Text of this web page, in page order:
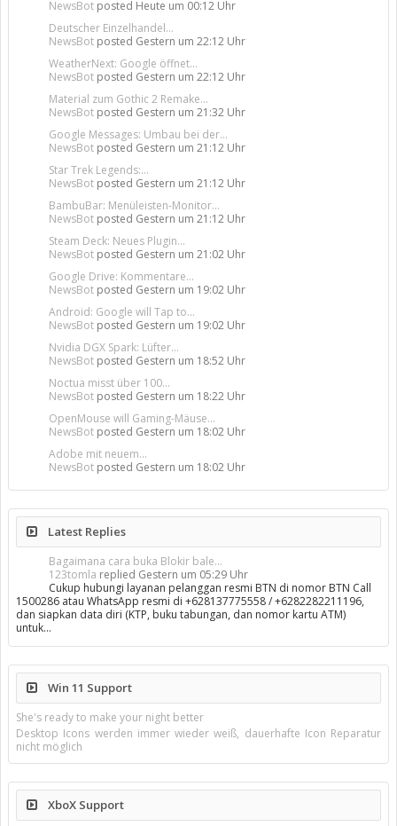
NewsBot posted Heute um 00:12 Uhr
Deutscher Einzelhandel...
NewsBot posted Gestern um 22:12 Uhr
WeatherNext: Google öffnet...
NewsBot posted Gestern um 22:12 Uhr
Material zum Gothic 2 Remake...
NewsBot posted Gestern um 21:32 Uhr
Google Messages: Umbau bei der...
NewsBot posted Gestern um 21:12 Uhr
Star Trek Legends:...
NewsBot posted Gestern um 21:12 Uhr
BambuBar: Menüleisten-Monitor...
NewsBot posted Gestern um 21:12 Uhr
Steam Deck: Neues Plugin...
NewsBot posted Gestern um 21:02 Uhr
Google Drive: Kommentare...
NewsBot posted Gestern um 19:02 Uhr
Android: Google will Tap to...
NewsBot posted Gestern um 19:02 Uhr
Nvidia DGX Spark: Lüfter...
NewsBot posted Gestern um 18:52 Uhr
Noctua misst über 100...
NewsBot posted Gestern um 18:22 Uhr
OpenMouse will Gaming-Mäuse...
NewsBot posted Gestern um 18:02 Uhr
Adobe mit neuem...
NewsBot posted Gestern um 18:02 Uhr
Latest Replies
Bagaimana cara buka Blokir bale...
123tomla replied Gestern um 05:29 Uhr
Cukup hubungi layanan pelanggan resmi BTN di nomor BTN Call
1500286 atau WhatsApp resmi di +628137775558 / +6282282211196,
dan siapkan data diri (KTP, buku tabungan, dan nomor kartu ATM)
untuk…
Win 11 Support
She's ready to make your night better
Desktop Icons werden immer wieder weiß, dauerhafte Icon Reparatur
nicht möglich
XboX Support